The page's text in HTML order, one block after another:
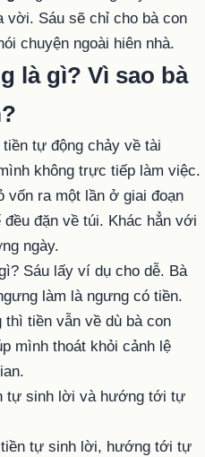
vời. Sáu sẽ chỉ cho bà con
chuyện ngoài hiên nhà.
là gì? Vì sao bà
tiền tự động chảy về tài
không trực tiếp làm việc.
vốn ra một lần ở giai đoạn
đặn về túi. Khác hẳn với
ngày.
Sáu lấy ví dụ cho dễ. Bà
làm là ngưng có tiền.
thì tiền vẫn về dù bà con
mình thoát khỏi cảnh lệ
tiền tự sinh lời, hướng tới tự